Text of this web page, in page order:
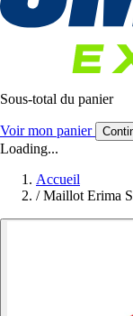
Sous-total du panier
Voir mon panier
Loading...
Accueil
/ Maillot Erima